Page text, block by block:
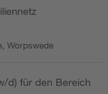
Worpswede
d) für den Bereich